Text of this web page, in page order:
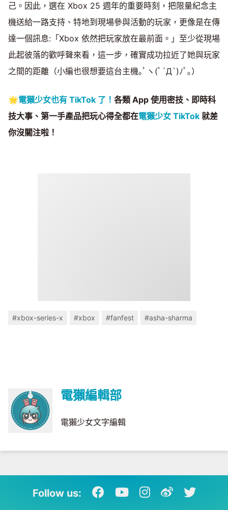
己。因此，選在 Xbox 25 週年的重要時刻，把限量紀念主
機送給一路支持、特地到現場參與活動的玩家，更像是在傳
達一個訊息:「Xbox 依然把玩家放在最前面。」至少從現場
此起彼落的歡呼聲來看，這一步，確實成功拉近了她與玩家
之間的距離（小編也很想要這台主機｡ﾟヽ(ﾟ´Д`)ﾉﾟ｡）
🌟電獺少女也有 TikTok 了！ 各類 App 使用密技、即時科
技大事、第一手產品把玩心得全都在電獺少女 TikTok 就差
你沒關注啦！
#xbox-series-x #xbox #fanfest #asha-sharma
電獺編輯部
電獺少女文字編輯
Follow us: